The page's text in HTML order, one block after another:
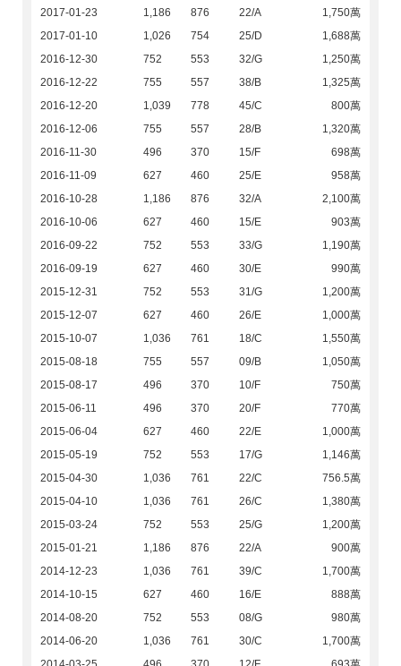
2017-01-23
1,186 876 22/A
1,750萬
2017-01-10
1,026 754 25/D
1,688萬
2016-12-30
752 553 32/G
1,250萬
2016-12-22
755 557 38/B
1,325萬
2016-12-20
1,039 778 45/C
800萬
2016-12-06
755 557 28/B
1,320萬
2016-11-30
496 370 15/F
698萬
2016-11-09
627 460 25/E
958萬
2016-10-28
1,186 876 32/A
2,100萬
2016-10-06
627 460 15/E
903萬
2016-09-22
752 553 33/G
1,190萬
2016-09-19
627 460 30/E
990萬
2015-12-31
752 553 31/G
1,200萬
2015-12-07
627 460 26/E
1,000萬
2015-10-07
1,036 761 18/C
1,550萬
2015-08-18
755 557 09/B
1,050萬
2015-08-17
496 370 10/F
750萬
2015-06-11
496 370 20/F
770萬
2015-06-04
627 460 22/E
1,000萬
2015-05-19
752 553 17/G
1,146萬
2015-04-30
1,036 761 22/C
756.5萬
2015-04-10
1,036 761 26/C
1,380萬
2015-03-24
752 553 25/G
1,200萬
2015-01-21
1,186 876 22/A
900萬
2014-12-23
1,036 761 39/C
1,700萬
2014-10-15
627 460 16/E
888萬
2014-08-20
752 553 08/G
980萬
2014-06-20
1,036 761 30/C
1,700萬